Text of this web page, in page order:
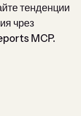
тенденции
чрез
MCP.